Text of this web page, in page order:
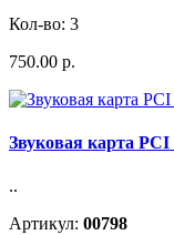
Кол-во: 3
750.00 р.
Звуковая карта
..
Артикул: 00798